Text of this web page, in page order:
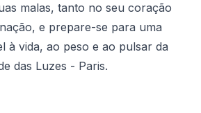
malas, tanto no seu coração
e prepare-se para uma
à vida, ao peso e ao pulsar da
das Luzes - Paris.